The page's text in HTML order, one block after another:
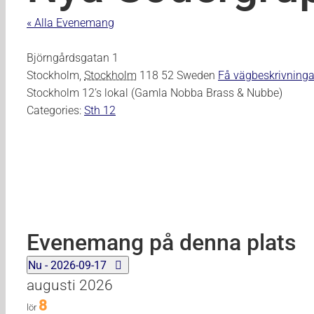
« Alla Evenemang
Adress
Björngårdsgatan 1
Stockholm, Stockholm 118 52 Sweden Få
Stockholm 12’s lokal (Gamla Nobba Brass & Nubbe)
Categories: Sth 12
Evenemang på denna plats
Nu -2026-09-17
Välj
datum.
augusti 2026
lör 8